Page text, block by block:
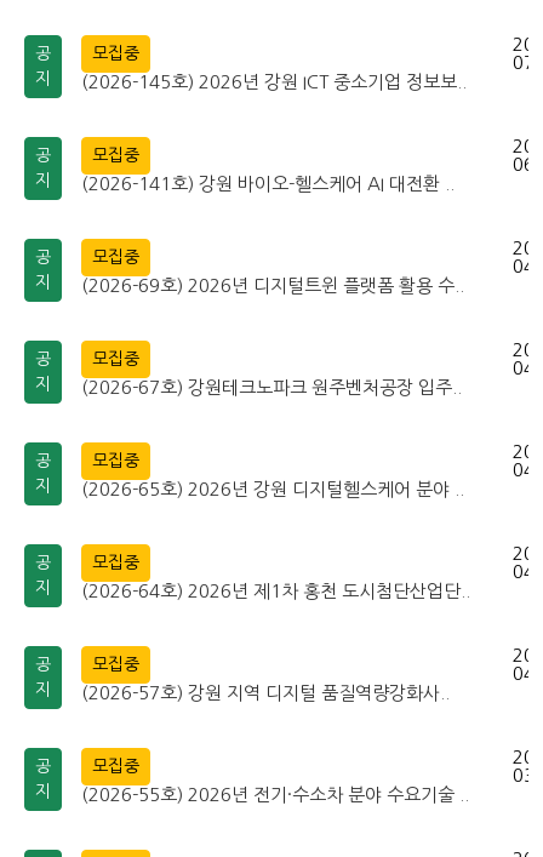
공
지
모집중
(2026-145호) 2026년 강원 ICT 중소기업 정보보..
공
지
모집중
(2026-141호) 강원 바이오-헬스케어 AI 대전환 ..
공
지
모집중
(2026-69호) 2026년 디지털트윈 플랫폼 활용 수..
공
지
모집중
(2026-67호) 강원테크노파크 원주벤처공장 입주..
공
지
모집중
(2026-65호) 2026년 강원 디지털헬스케어 분야 ..
공
지
모집중
(2026-64호) 2026년 제1차 홍천 도시첨단산업단..
공
지
모집중
(2026-57호) 강원 지역 디지털 품질역량강화사..
공
지
모집중
(2026-55호) 2026년 전기·수소차 분야 수요기술 ..